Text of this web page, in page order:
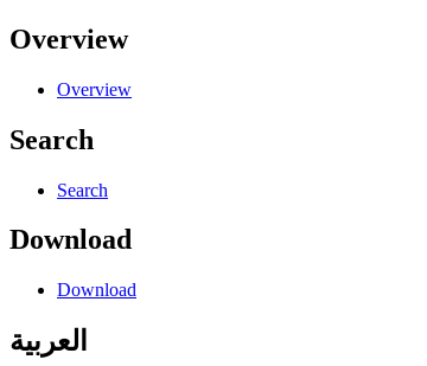
Overview
Overview
Search
Search
Download
Download
العربية